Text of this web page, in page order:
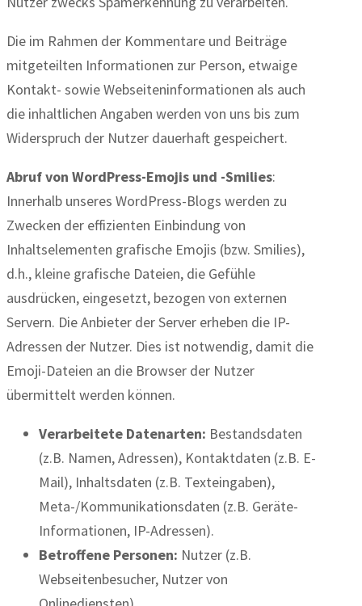
Die im Rahmen der Kommentare und Beiträge
mitgeteilten Informationen zur Person, etwaige
Kontakt- sowie Webseiteninformationen als auch
die inhaltlichen Angaben werden von uns bis zum
Widerspruch der Nutzer dauerhaft gespeichert.
Abruf von WordPress-Emojis und -Smilies:
Innerhalb unseres WordPress-Blogs werden zu
Zwecken der effizienten Einbindung von
Inhaltselementen grafische Emojis (bzw. Smilies),
d.h., kleine grafische Dateien, die Gefühle
ausdrücken, eingesetzt, bezogen von externen
Servern. Die Anbieter der Server erheben die IP-
Adressen der Nutzer. Dies ist notwendig, damit die
Emoji-Dateien an die Browser der Nutzer
übermittelt werden können.
Verarbeitete Datenarten: Bestandsdaten
(z.B. Namen, Adressen), Kontaktdaten (z.B. E-
Mail), Inhaltsdaten (z.B. Texteingaben),
Meta-/Kommunikationsdaten (z.B. Geräte-
Informationen, IP-Adressen).
Betroffene Personen: Nutzer (z.B.
Webseitenbesucher, Nutzer von